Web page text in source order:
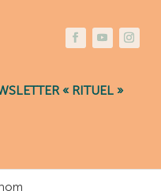
« RITUEL »